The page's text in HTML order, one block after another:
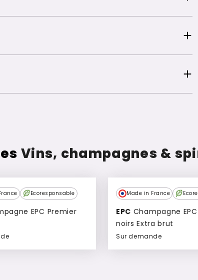
Vins, champagnes &
Ecoresponsable
à mon devis
Made in France
EPC
noirs Extra brut
Sur demande
Ajouter à mon